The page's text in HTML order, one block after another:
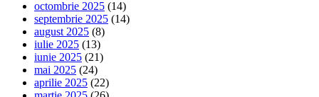
octombrie 2025 (14)
septembrie 2025 (14)
august 2025 (8)
iulie 2025 (13)
iunie 2025 (21)
mai 2025 (24)
aprilie 2025 (22)